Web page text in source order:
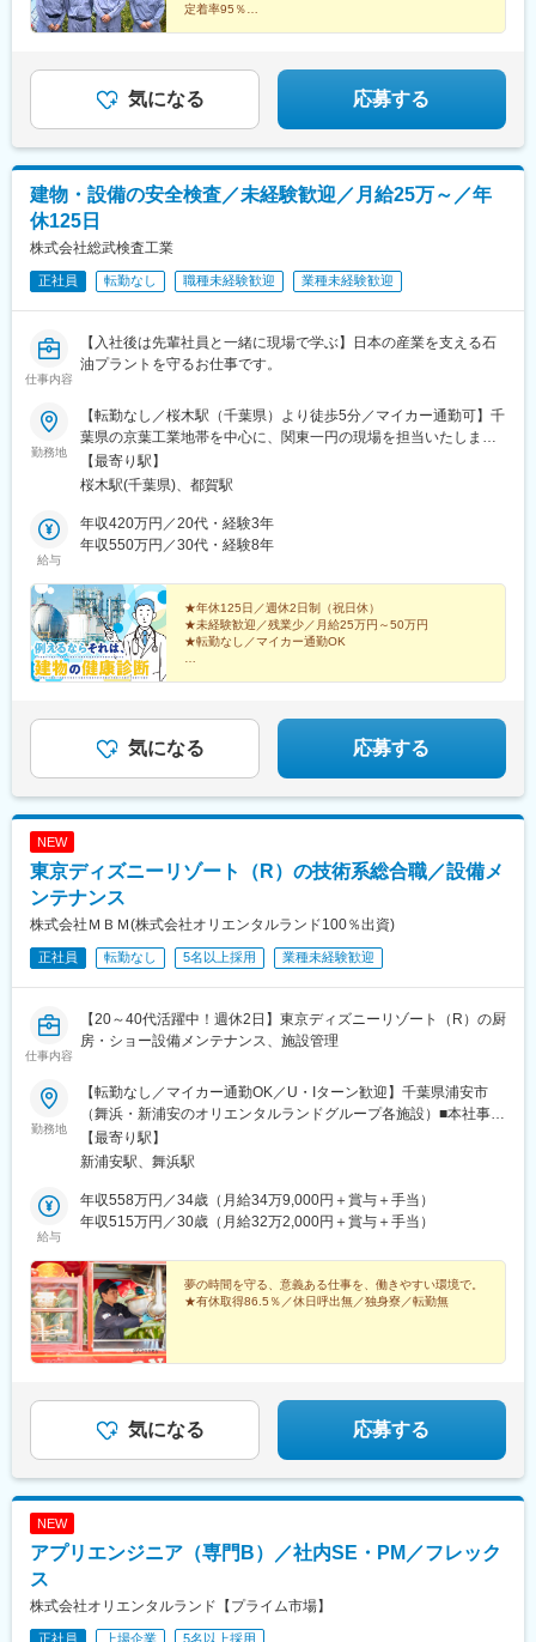
定着率95％
気になる 応募する
建物・設備の安全検査／未経験歓迎／月給25万～／年
休125日
株式会社総武検査工業
正社員 転勤なし 職種未経験歓迎 業種未経験歓迎
仕事内容
【入社後は先輩社員と一緒に現場で学ぶ】日本の産業を支える石
油プラントを守るお仕事です。
勤務地
【転勤なし／桜木駅（千葉県）より徒歩5分／マイカー通勤可】千
葉県の京葉工業地帯を中心に、関東一円の現場を担当いたしま
す。【株式会社総武検査工業】千葉県千葉市若葉区桜木北2-26-55
根本ビル2F ＜最寄り駅＞桜木駅（千葉県）より徒歩5分※受動
【最寄り駅】
桜木駅(千葉県)、都賀駅
給与
年収420万円／20代・経験3年
年収550万円／30代・経験8年
★年休125日／週休2日制（祝日休）
★未経験歓迎／残業少／月給25万円～50万円
★転勤なし／マイカー通勤OK
一見難しそうに見えますが、未経験でも問題なし！
＼
気になる 応募する
NEW
東京ディズニーリゾート（R）の技術系総合職／設備メ
ンテナンス
株式会社ＭＢＭ(株式会社オリエンタルランド100％出資)
正社員 転勤なし 5名以上採用 業種未経験歓迎
仕事内容
【20～40代活躍中！週休2日】東京ディズニーリゾート（R）の厨
房・ショー設備メンテナンス、施設管理
勤務地
【転勤なし／マイカー通勤OK／U・Iターン歓迎】千葉県浦安市
（舞浜・新浦安のオリエンタルランドグループ各施設）■本社事務
所：千葉県浦安市美浜1-9-2 浦安ブライトンビル4階■舞浜事務
所：千葉県浦安市舞浜1-1 (株)オリエンタルランド内D館2階＜ポ
テル・トイストーリーホテル・ファンタジースプリングスホテ
ル・舞浜アンフィシアター・新浦安のオリエンタルランド本社ビ
テナンス・パーク内の施設やレストランの厨房＼ POINT！／★独
身寮あり！浦安市内に1Kタイプのお部屋を独身寮としてご用意
（当社規程あり）。家賃：2万5000円／月で、通勤や生活にも便
利な立地です。※配属先により勤務地が異なります（上記住所以外
での勤務となる可能性もございます）※受動喫煙対策：あり（喫煙
【最寄り駅】
新浦安駅、舞浜駅
給与
年収558万円／34歳（月給34万9,000円＋賞与＋手当）
年収515万円／30歳（月給32万2,000円＋賞与＋手当）
夢の時間を守る、意義ある仕事を、働きやすい環境で。
★有休取得86.5％／休日呼出無／独身寮／転勤無
気になる 応募する
NEW
アプリエンジニア（専門B）／社内SE・PM／フレック
ス
株式会社オリエンタルランド【プライム市場】
正社員 上場企業 5名以上採用